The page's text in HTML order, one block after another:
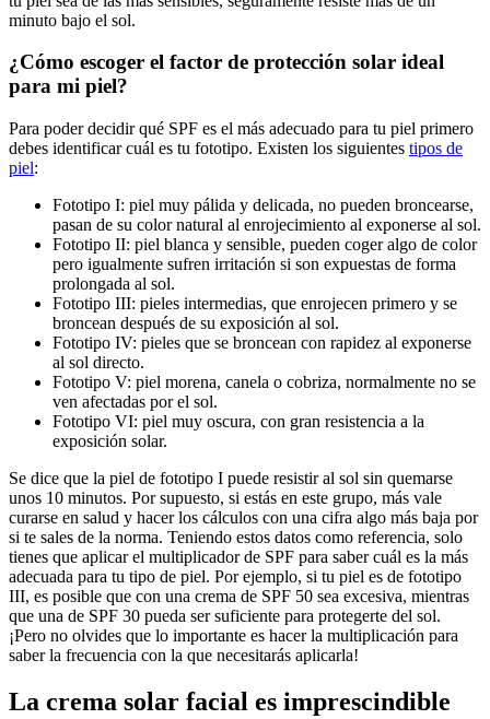
minuto bajo el sol.
¿Cómo escoger el factor de protección solar ideal
para mi piel?
Para poder decidir qué SPF es el más adecuado para tu piel primero
debes identificar cuál es tu fototipo. Existen los siguientes tipos de
piel:
Fototipo I: piel muy pálida y delicada, no pueden broncearse,
pasan de su color natural al enrojecimiento al exponerse al sol.
Fototipo II: piel blanca y sensible, pueden coger algo de color
pero igualmente sufren irritación si son expuestas de forma
prolongada al sol.
Fototipo III: pieles intermedias, que enrojecen primero y se
broncean después de su exposición al sol.
Fototipo IV: pieles que se broncean con rapidez al exponerse
al sol directo.
Fototipo V: piel morena, canela o cobriza, normalmente no se
ven afectadas por el sol.
Fototipo VI: piel muy oscura, con gran resistencia a la
exposición solar.
Se dice que la piel de fototipo I puede resistir al sol sin quemarse
unos 10 minutos. Por supuesto, si estás en este grupo, más vale
curarse en salud y hacer los cálculos con una cifra algo más baja por
si te sales de la norma. Teniendo estos datos como referencia, solo
tienes que aplicar el multiplicador de SPF para saber cuál es la más
adecuada para tu tipo de piel. Por ejemplo, si tu piel es de fototipo
III, es posible que con una crema de SPF 50 sea excesiva, mientras
que una de SPF 30 pueda ser suficiente para protegerte del sol.
¡Pero no olvides que lo importante es hacer la multiplicación para
saber la frecuencia con la que necesitarás aplicarla!
La crema solar facial es imprescindible